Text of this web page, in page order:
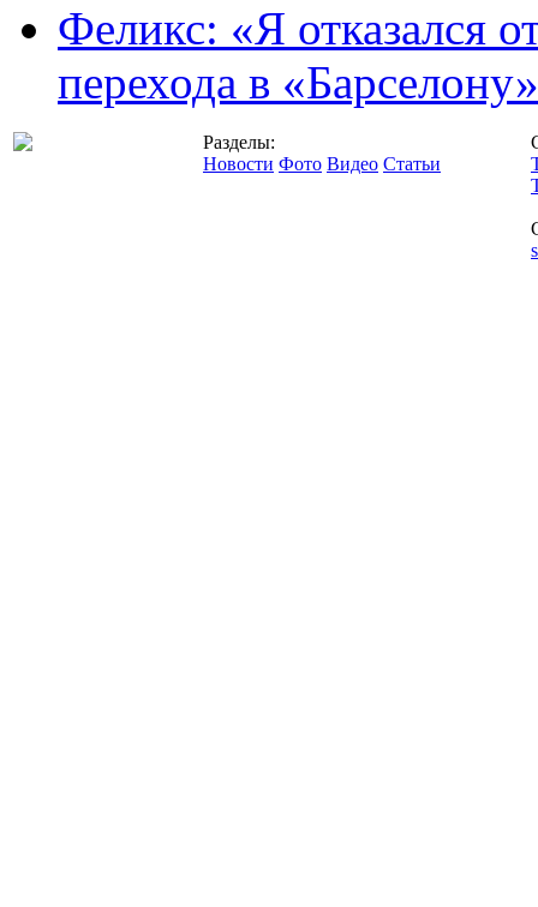
Феликс: «Я отказался
перехода в «Барселону»
Разделы:
Новости Фото Видео Статьи